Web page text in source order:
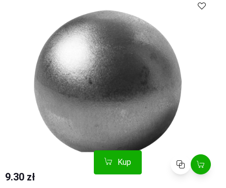
Kup Porównaj
9.30 zł